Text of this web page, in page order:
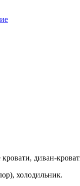
диван-
холодильник.